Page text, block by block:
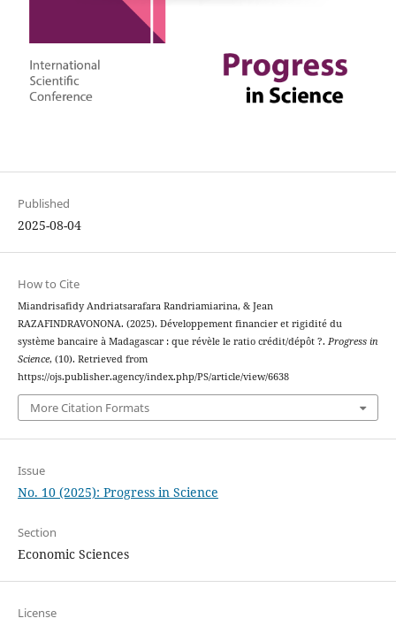
Published
2025-08-04
How to Cite
Miandrisafidy Andriatsarafara Randriamiarina, & Jean
RAZAFINDRAVONONA. (2025). Développement financier et rigidité du
système bancaire à Madagascar : que révèle le ratio crédit/dépôt ?. Progress in
Science, (10). Retrieved from
https://ojs.publisher.agency/index.php/PS/article/view/6638
More Citation Formats
Issue
No. 10 (2025): Progress in Science
Section
Economic Sciences
License